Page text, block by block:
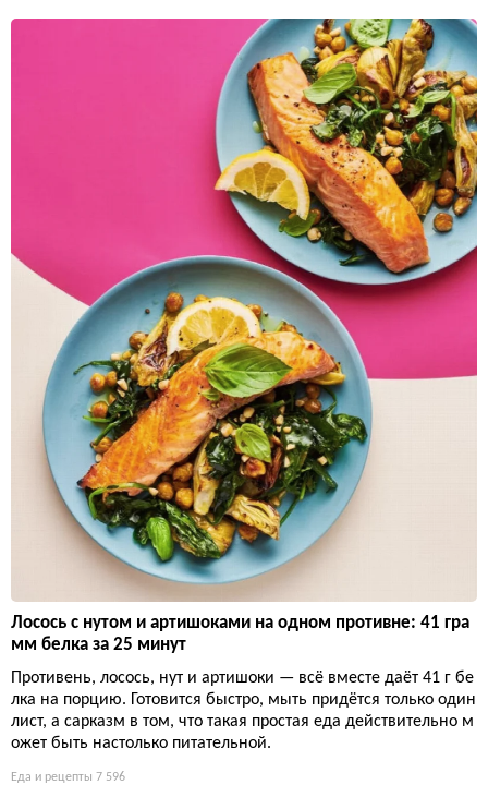
Лосось с нутом и артишоками на одном противне: 41 гра
мм белка за 25 минут
Противень, лосось, нут и артишоки — всё вместе даёт 41 г бе
лка на порцию. Готовится быстро, мыть придётся только один
лист, а сарказм в том, что такая простая еда действительно м
ожет быть настолько питательной.
Еда и рецепты 7 596